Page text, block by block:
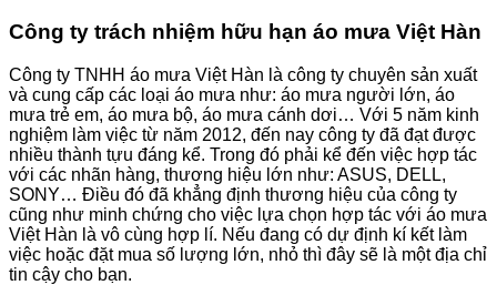
Công ty trách nhiệm hữu hạn áo mưa Việt Hàn
Công ty TNHH áo mưa Việt Hàn là công ty chuyên sản xuất
và cung cấp các loại áo mưa như: áo mưa người lớn, áo
mưa trẻ em, áo mưa bộ, áo mưa cánh dơi… Với 5 năm kinh
nghiệm làm việc từ năm 2012, đến nay công ty đã đạt được
nhiều thành tựu đáng kể. Trong đó phải kể đến việc hợp tác
với các nhãn hàng, thương hiệu lớn như: ASUS, DELL,
SONY… Điều đó đã khẳng định thương hiệu của công ty
cũng như minh chứng cho việc lựa chọn hợp tác với áo mưa
Việt Hàn là vô cùng hợp lí. Nếu đang có dự định kí kết làm
việc hoặc đặt mua số lượng lớn, nhỏ thì đây sẽ là một địa chỉ
tin cậy cho bạn.